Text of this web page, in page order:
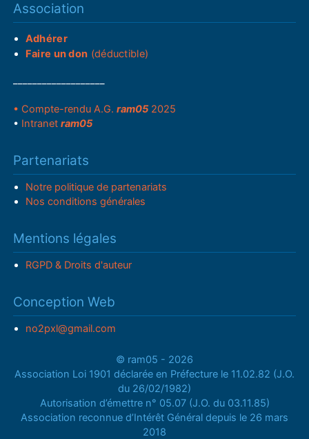
Association
Adhérer
Faire un don (déductible)
• Compte-rendu A.G.ram05 2025
• Intranetram05
Partenariats
Notre politique de partenariats
Nos conditions générales
Mentions légales
RGPD & Droits d'auteur
Conception Web
no2pxl@gmail.com
© ram05 - 2026
Association Loi 1901 déclarée en Préfecture le 11.02.82 (J.O.
du 26/02/1982)
Autorisation d’émettre n° 05.07 (J.O. du 03.11.85)
Association reconnue d’Intérêt Général depuis le 26 mars
2018